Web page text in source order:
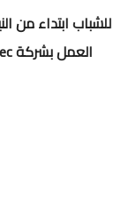
للشباب ابتداء من
العمل بشركة Lydec لخدمات توزيع الماء والكهرباء 2022